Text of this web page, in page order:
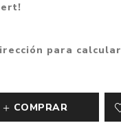
para
COMPRAR